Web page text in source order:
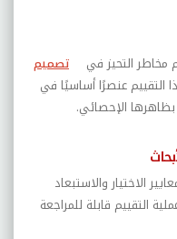
مخاطر التحيز في
تصميم
التقييم عنصرًا أساسيًا في
الإحصائي.
الاختيار والاستبعاد
التقييم قابلة للمراجعة